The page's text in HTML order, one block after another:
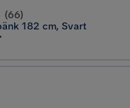
(66)
182 cm, Svart